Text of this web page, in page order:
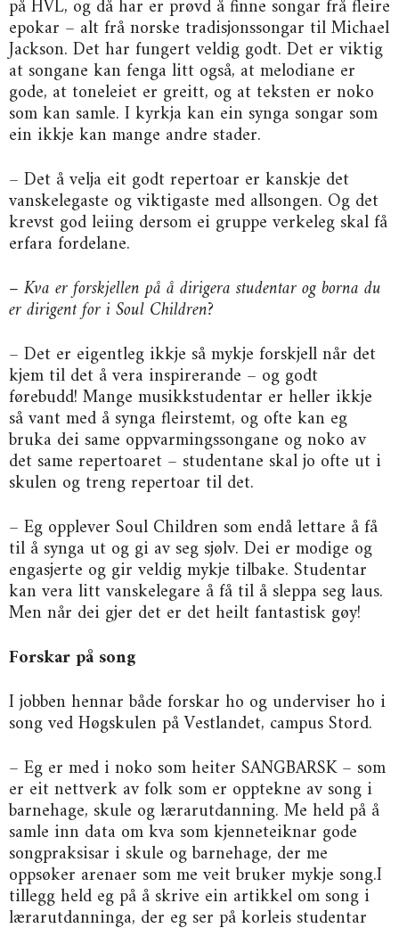
på HVL, og då har er prøvd å finne songar frå fleire
epokar – alt frå norske tradisjonssongar til Michael
Jackson. Det har fungert veldig godt. Det er viktig
at songane kan fenga litt også, at melodiane er
gode, at toneleiet er greitt, og at teksten er noko
som kan samle. I kyrkja kan ein synga songar som
ein ikkje kan mange andre stader.
– Det å velja eit godt repertoar er kanskje det
vanskelegaste og viktigaste med allsongen. Og det
krevst god leiing dersom ei gruppe verkeleg skal få
erfara fordelane.
– Kva er forskjellen på å dirigera studentar og borna du
er dirigent for i Soul Children?
– Det er eigentleg ikkje så mykje forskjell når det
kjem til det å vera inspirerande – og godt
førebudd! Mange musikkstudentar er heller ikkje
så vant med å synga fleirstemt, og ofte kan eg
bruka dei same oppvarmingssongane og noko av
det same repertoaret – studentane skal jo ofte ut i
skulen og treng repertoar til det.
– Eg opplever Soul Children som endå lettare å få
til å synga ut og gi av seg sjølv. Dei er modige og
engasjerte og gir veldig mykje tilbake. Studentar
kan vera litt vanskelegare å få til å sleppa seg laus.
Men når dei gjer det er det heilt fantastisk gøy!
Forskar på song
I jobben hennar både forskar ho og underviser ho i
song ved Høgskulen på Vestlandet, campus Stord.
– Eg er med i noko som heiter SANGBARSK – som
er eit nettverk av folk som er opptekne av song i
barnehage, skule og lærarutdanning. Me held på å
samle inn data om kva som kjenneteiknar gode
songpraksisar i skule og barnehage, der me
oppsøker arenaer som me veit bruker mykje song.I
tillegg held eg på å skrive ein artikkel om song i
lærarutdanninga, der eg ser på korleis studentar